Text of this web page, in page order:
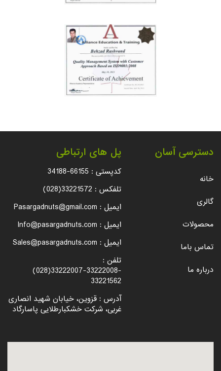
پل های ارتباطی
کدپستی : 34188-66155
تلفکس : (028)33221572
ایمیل : Pasargadnuts@gmail.com
ایمیل : Info@pasargadnuts.com
ایمیل : Sales@pasargadnuts.com
تلفن :
(028)33222007-33222008-
33221562
آدرس : قزوین، خیابان شهید انصاری
غربی، شرکت خشکبارطلایی پاسارگاد
دسترسی آسان
خانه
گالری
محصولات
تماس باما
درباره ما